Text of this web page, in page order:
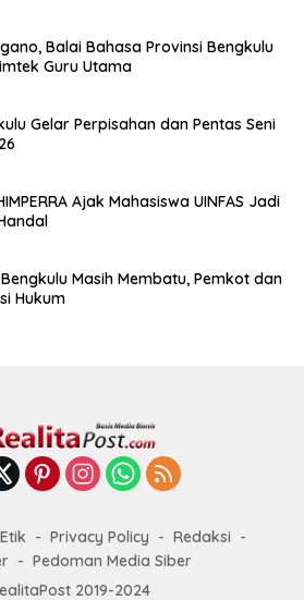
Balai Bahasa Provinsi Bengkulu
Guru Utama
Gelar Perpisahan dan Pentas Seni
Ajak Mahasiswa UINFAS Jadi
Masih Membatu, Pemkot dan
Hukum
Privacy Policy
Redaksi
Pedoman Media Siber
2019-2024